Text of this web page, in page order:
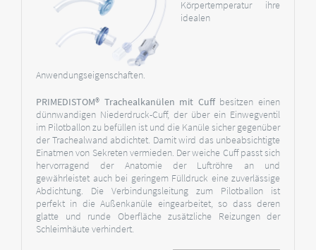
Körpertemperatur ihre
idealen
Anwendungseigenschaften.
PRIMEDISTOM® Trachealkanülen mit Cuffbesitzen einen
dünnwandigen Niederdruck-Cuff, der über ein Einwegventil
im Pilotballon zu befüllen ist und die Kanüle sicher gegenüber
der Trachealwand abdichtet. Damit wird das unbeabsichtigte
Einatmen von Sekreten vermieden. Der weiche Cuff passt sich
hervorragend der Anatomie der Luftröhre an und
gewährleistet auch bei geringem Fülldruck eine zuverlässige
Abdichtung. Die Verbindungsleitung zum Pilotballon ist
perfekt in die Außenkanüle eingearbeitet, so dass deren
glatte und runde Oberfläche zusätzliche Reizungen der
Schleimhäute verhindert.